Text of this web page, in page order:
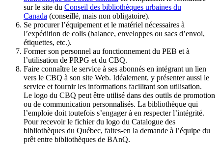
sur le site du Conseil des bibliothèques urbaines du
Canada (conseillé, mais non obligatoire).
Se procurer l’équipement et le matériel nécessaires à
l’expédition de colis (balance, enveloppes ou sacs d’envoi,
étiquettes, etc.).
Former son personnel au fonctionnement du PEB et à
l’utilisation de PRPG et du CBQ.
Faire connaître le service à ses abonnés en intégrant un lien
vers le CBQ à son site Web. Idéalement, y présenter aussi le
service et fournir les informations facilitant son utilisation.
Le logo du CBQ peut être utilisé dans des outils de promotion
ou de communication personnalisés. La bibliothèque qui
l’emploie doit toutefois s’engager à en respecter l’intégrité.
Pour recevoir le fichier du logo du Catalogue des
bibliothèques du Québec, faites-en la demande à l’équipe du
prêt entre bibliothèques de BAnQ.